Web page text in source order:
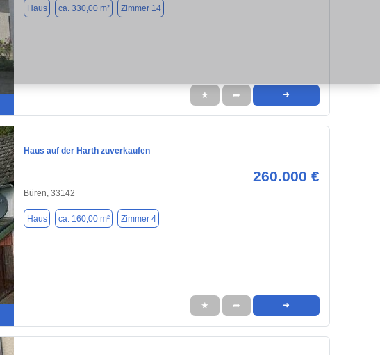
Haus ca. 330,00 m² Zimmer 14
★ ➦ ➜
Haus auf der Harth zuverkaufen
260.000 €
Büren, 33142
Haus ca. 160,00 m² Zimmer 4
★ ➦ ➜